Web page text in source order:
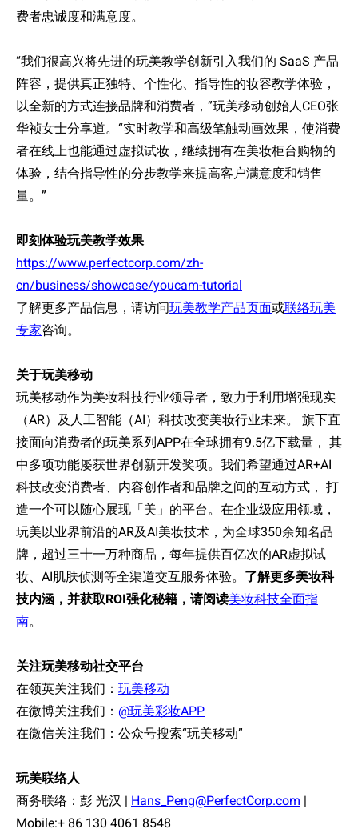
费者忠诚度和满意度。
“我们很高兴将先进的玩美教学创新引入我们的 SaaS 产品
阵容，提供真正独特、个性化、指导性的妆容教学体验 ，
以全新的方式连接品牌和消费者，”玩美移动创始人CEO张
华祯女士分享道。 “实时教学和高级笔触动画效果，使消费
者在线上也能通过虚拟试妆， 继续拥有在美妆柜台购物的
体验，结合指导性的分步教学来提高客 户满意度和销售
量。”
即刻体验玩美教学效果
https://www.perfectcorp.com/zh-
cn/business/showcase/youcam-tutorial
了解更多产品信息， 请访问玩美教学产品页面或联络玩美
专家咨询。
关于玩美移动
玩美移动作为美妆科技行业领导者，致力于利用增强现实
（AR）及人工智能（AI）科技改变美妆行业未来。 旗下直
接面向消费者的玩美系列APP在全球拥有9.5亿下载量， 其
中多项功能屡获世界创新开发奖项。我们希望通过AR+AI
科技改变消费者、内容创作者和品牌之间的互动方式， 打
造一个可以随心展现 「美」的平台。在企业级应用领域，
玩美以业界前沿的AR及AI美妆技术 ， 为全球350余知名品
牌，超过三十一万种商品，每年提供百亿次的AR虚拟试
妆、 AI肌肤侦测等全渠道交互服务体验。 了解更多美妆科
技内涵，并获取ROI强化秘籍， 请阅读美妆科技全面指
南。
关注玩美移动社交平台
在领英关注我们 ： 玩美移动
在微博关注我们 ： @玩美彩妆APP
在微信关注我们 ：公众号搜索“玩美移动”
玩美联络人
商务联络 ：彭 光汉 | Hans_Peng@PerfectCorp.com |
Mobile:+ 86 130 4061 8548